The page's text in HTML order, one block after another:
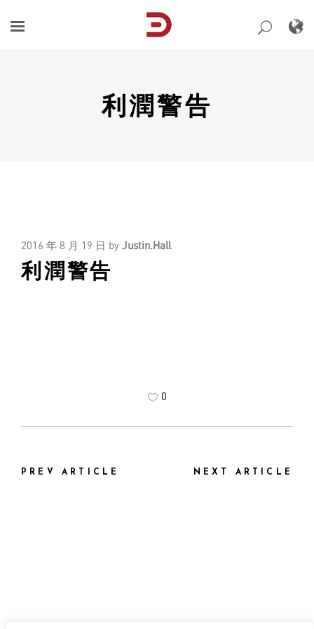
content
利潤警告
2016 年 8 月 19 日 by Justin.Hall
利潤警告
0
PREV ARTICLE NEXT ARTICLE